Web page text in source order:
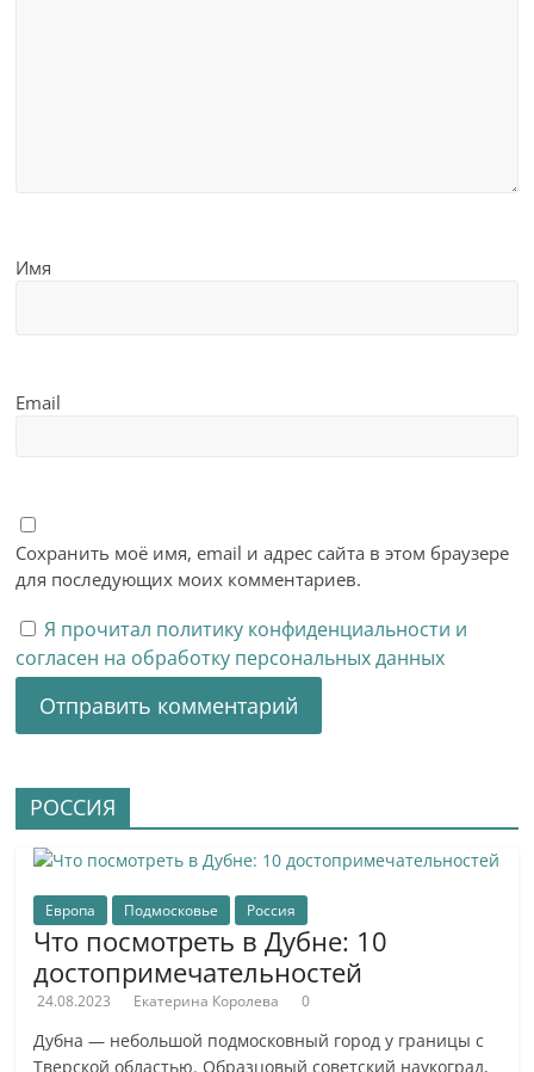
Имя
Email
Сохранить моё имя, email и адрес сайта в этом браузере
для последующих моих комментариев.
Я прочитал политику конфиденциальности и
согласен на обработку персональных данных
РОССИЯ
Европа Подмосковье Россия
Что посмотреть в Дубне: 10
достопримечательностей
24.08.2023 Екатерина Королева 0
Дубна — небольшой подмосковный город у границы с
Тверской областью. Образцовый советский наукоград,